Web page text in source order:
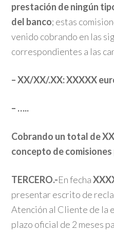
prestación de ningún
del banco; estas
venido cobrando en las
correspondientes a las
– XX/XX/.XX: XXXXX
– …..
Cobrando un total de
concepto de
TERCERO.-En fecha
presentar escrito de
Atención al Cliente de la
plazo oficial de 2 meses